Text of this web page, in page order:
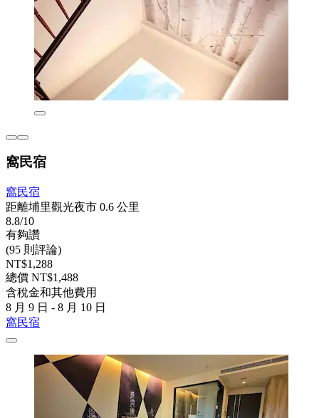
窩民宿
窩民宿
距離埔里觀光夜市 0.6 公里
8.8/10
有夠讚
(95 則評論)
NT$1,288
總價 NT$1,488
含稅金和其他費用
8 月 9 日 - 8 月 10 日
窩民宿